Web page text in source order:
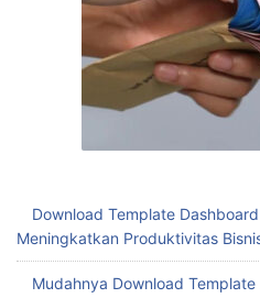
Download Template
Meningkatkan Produktivitas
Mudahnya Download